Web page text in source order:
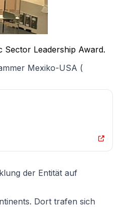
Sector Leadership Award.
Mexiko-USA (
der Entität auf
Dort trafen sich